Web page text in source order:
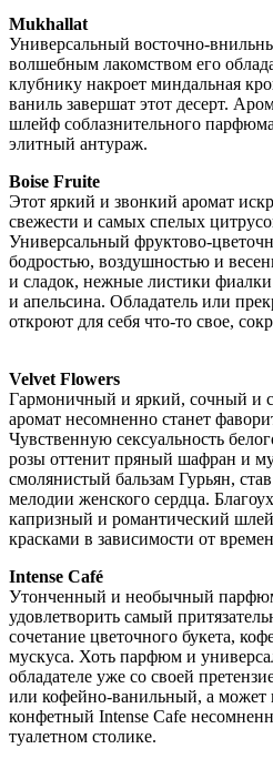
Mukhallat
Универсальный восточно-
волшебным лакомством его
клубнику накроет миндальная
ваниль завершат этот десерт.
шлейф соблазнительного
элитный антураж.
Boise Fruite
Этот яркий и звонкий аромат
свежести и самых спелых
Универсальный фруктово-
бодростью, воздушностью и
и сладок, нежные листики
и апельсина. Обладатель или
откроют для себя что-то свое,
Velvet Flowers
Гармоничный и яркий, сочный и
аромат несомненно станет
Чувственную сексуальность
розы оттенит пряный шафран и
смолянистый бальзам Гурьян,
мелодии женского сердца.
капризный и романтический
красками в зависимости от
Intense Café
Утонченный и необычный
удовлетворить самый
сочетание цветочного букета,
мускуса. Хоть парфюм и
обладателе уже со своей
или кофейно-ванильный, а может
конфетный Intense Cafe
туалетном столике.